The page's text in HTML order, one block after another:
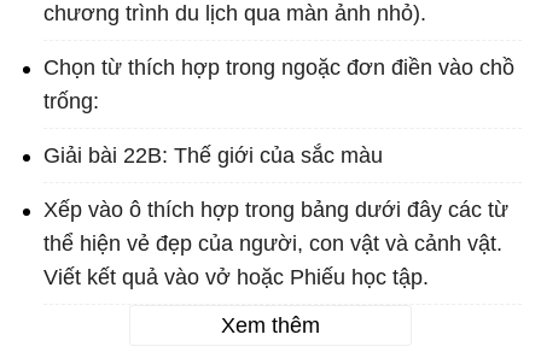
chương trình du lịch qua màn ảnh nhỏ).
Chọn từ thích hợp trong ngoặc đơn điền vào chồ
trống:
Giải bài 22B: Thế giới của sắc màu
Xếp vào ô thích hợp trong bảng dưới đây các từ
thể hiện vẻ đẹp của người, con vật và cảnh vật.
Viết kết quả vào vở hoặc Phiếu học tập.
Xem thêm